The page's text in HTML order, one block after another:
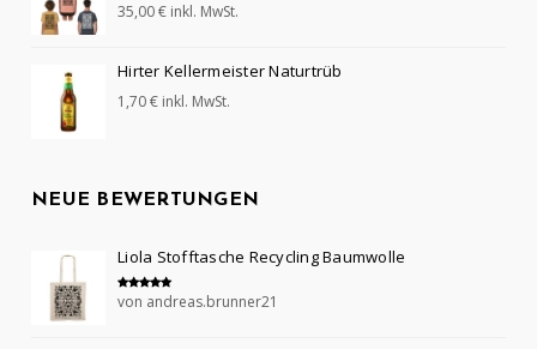
Bewertet mit
5.00
35,00€ inkl. MwSt.
Hirter Kellermeister Naturtrüb
1,70€ inkl. MwSt.
NEUE BEWERTUNGEN
Liola Stofftasche Recycling Baumwolle
Bewertet mit
von andreas.brunner21